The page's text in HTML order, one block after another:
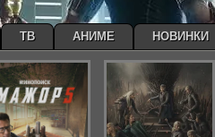
ТВ АНИМЕ НОВИНКИ